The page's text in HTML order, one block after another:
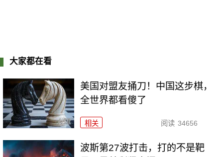
大家都在看
美国对盟友捅刀！中国这步棋，
全世界都看傻了
相关 阅读 34656
波斯第27波打击，打的不是靶